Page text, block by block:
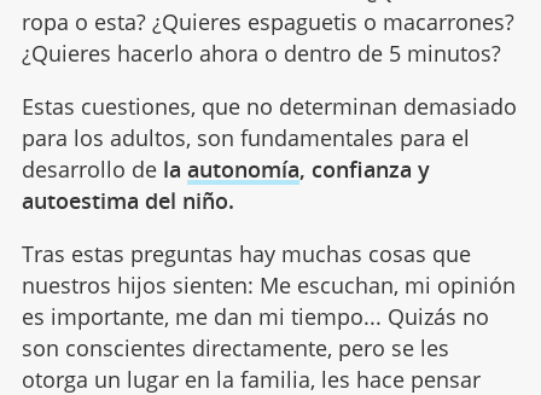
ropa o esta? ¿Quieres espaguetis o macarrones?
¿Quieres hacerlo ahora o dentro de 5 minutos?
Estas cuestiones, que no determinan demasiado
para los adultos, son fundamentales para el
desarrollo de la autonomía, confianza y
autoestima del niño.
Tras estas preguntas hay muchas cosas que
nuestros hijos sienten: Me escuchan, mi opinión
es importante, me dan mi tiempo... Quizás no
son conscientes directamente, pero se les
otorga un lugar en la familia, les hace pensar